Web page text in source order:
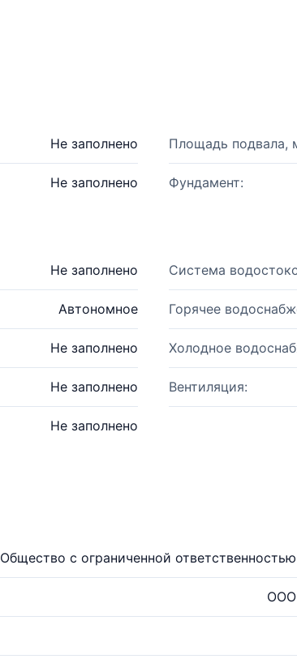
Не заполнено Площадь подвала,
Не заполнено Фундамент:
Не заполнено Система
Автономное Горячее
Не заполнено Холодное
Не заполнено Вентиляция:
Не заполнено
Общество с ограниченной
ООО